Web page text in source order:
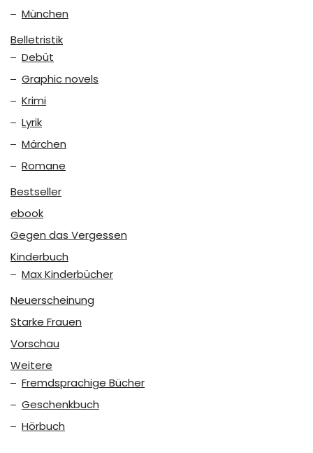
München
Belletristik
Debüt
Graphic novels
Krimi
Lyrik
Märchen
Romane
Bestseller
ebook
Gegen das Vergessen
Kinderbuch
Max Kinderbücher
Neuerscheinung
Starke Frauen
Vorschau
Weitere
Fremdsprachige Bücher
Geschenkbuch
Hörbuch